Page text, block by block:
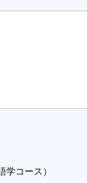
コース）